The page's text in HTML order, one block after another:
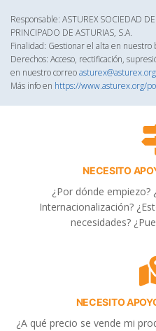
Responsable: ASTUREX SOCIEDAD
PRINCIPADO DE ASTURIAS, S.A.
Finalidad: Gestionar el alta en nuestro
Derechos: Acceso, rectificación,
en nuestro correoasturex@asturex.org
Más info en https://www.asturex.org/
NECESITO
¿Por dónde empiezo?
Internacionalización?
necesidades?
NECESITO
¿A qué precio se vende mi